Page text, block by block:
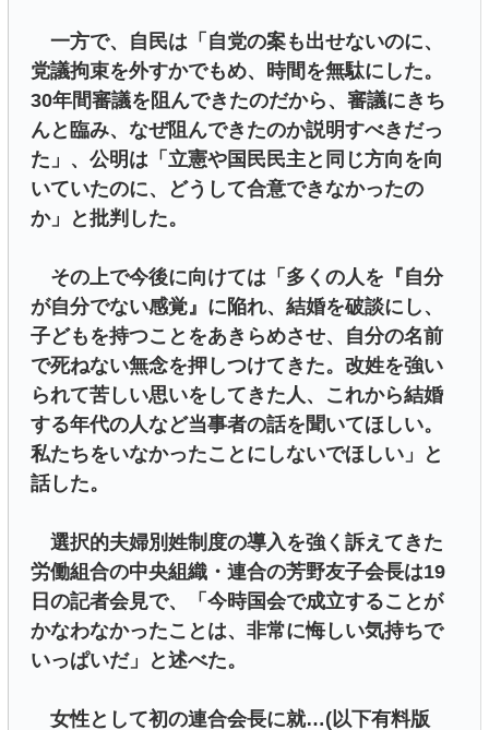
一方で、自民は「自党の案も出せないのに、
党議拘束を外すかでもめ、時間を無駄にした。
30年間審議を阻んできたのだから、審議にきち
んと臨み、なぜ阻んできたのか説明すべきだっ
た」、公明は「立憲や国民民主と同じ方向を向
いていたのに、どうして合意できなかったの
か」と批判した。
その上で今後に向けては「多くの人を『自分
が自分でない感覚』に陥れ、結婚を破談にし、
子どもを持つことをあきらめさせ、自分の名前
で死ねない無念を押しつけてきた。改姓を強い
られて苦しい思いをしてきた人、これから結婚
する年代の人など当事者の話を聞いてほしい。
私たちをいなかったことにしないでほしい」と
話した。
選択的夫婦別姓制度の導入を強く訴えてきた
労働組合の中央組織・連合の芳野友子会長は19
日の記者会見で、「今時国会で成立することが
かなわなかったことは、非常に悔しい気持ちで
いっぱいだ」と述べた。
女性として初の連合会長に就…(以下有料版